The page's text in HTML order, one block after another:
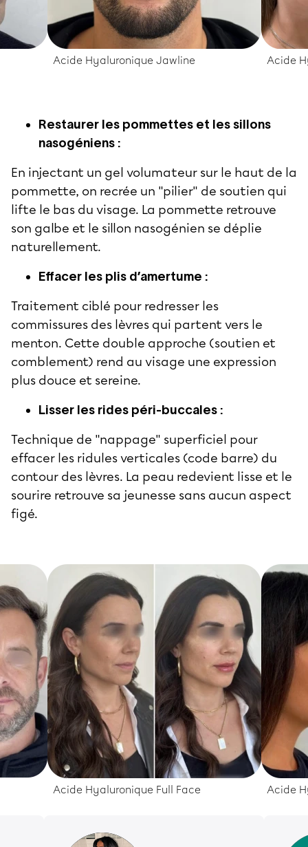
Acide Hyaluronique Jawline Acide
Restaurer les pommettes et les sillons
nasogéniens :
En injectant un gel volumateur sur le haut de la
pommette, on recrée un "pilier" de soutien qui
lifte le bas du visage. La pommette retrouve
son galbe et le sillon nasogénien se déplie
naturellement.
Effacer les plis d’amertume :
Traitement ciblé pour redresser les
commissures des lèvres qui partent vers le
menton. Cette double approche (soutien et
comblement) rend au visage une expression
plus douce et sereine.
Lisser les rides péri-buccales :
Technique de "nappage" superficiel pour
effacer les ridules verticales (code barre) du
contour des lèvres. La peau redevient lisse et le
sourire retrouve sa jeunesse sans aucun aspect
figé.
Acide Hyaluronique Full Face Acide